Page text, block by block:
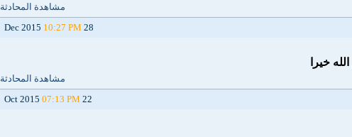
مشاهدة المحادثة
28 Dec 2015
10:27 PM
خيرا
مشاهدة المحادثة
22 Oct 2015
07:13 PM